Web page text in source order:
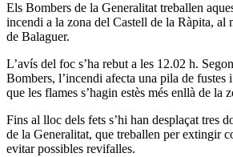
Els Bombers de la Generalitat treballen
incendi a la zona del Castell de la Ràpita,
de Balaguer.
L’avís del foc s’ha rebut a les 12.02 h.
Bombers, l’incendi afecta una pila de fustes
que les flames s’hagin estès més enllà de la
Fins al lloc dels fets s’hi han desplaçat tres
de la Generalitat, que treballen per extingir
evitar possibles revifalles.